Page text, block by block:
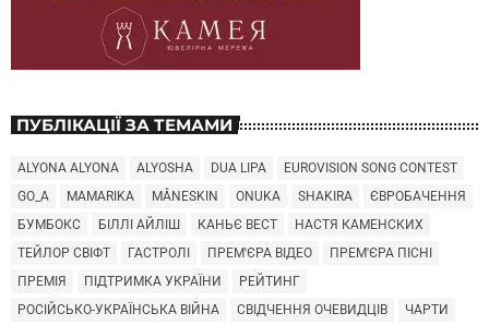
ПУБЛІКАЦІЇ ЗА ТЕМАМИ
ALYONA ALYONA ALYOSHA DUA LIPA
EUROVISION SONG CONTEST
GO_A
MAMARIKA MÅNESKIN ONUKA SHAKIRA
ЄВРОБАЧЕННЯ
БУМБОКС
БІЛЛІ АЙЛІШ КАНЬЄ ВЕСТ
НАСТЯ КАМЕНСКИХ
ТЕЙЛОР СВІФТ
ГАСТРОЛІ ПРЕМ'ЄРА ВІДЕО
ПРЕМ'ЄРА ПІСНІ
ПРЕМІЯ
ПІДТРИМКА УКРАЇНИ
РЕЙТИНГ
РОСІЙСЬКО-УКРАЇНСЬКА ВІЙНА
СВІДЧЕННЯ ОЧЕВИДЦІВ
ЧАРТИ